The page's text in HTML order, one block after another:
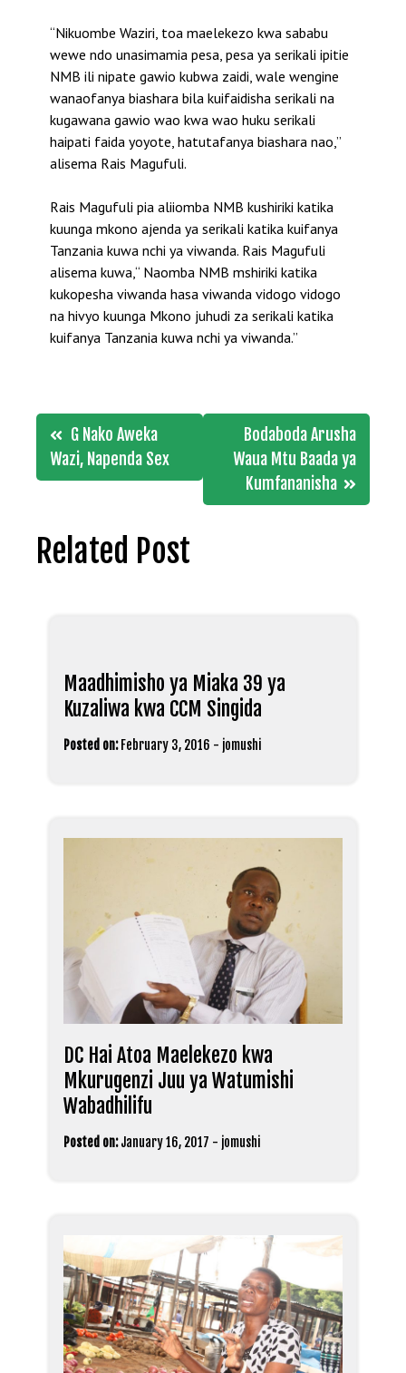
“Nikuombe Waziri, toa maelekezo kwa sababu
wewe ndo unasimamia pesa, pesa ya serikali ipitie
NMB ili nipate gawio kubwa zaidi, wale wengine
wanaofanya biashara bila kuifaidisha serikali na
kugawana gawio wao kwa wao huku serikali
haipati faida yoyote, hatutafanya biashara nao,”
alisema Rais Magufuli.
Rais Magufuli pia aliiomba NMB kushiriki katika
kuunga mkono ajenda ya serikali katika kuifanya
Tanzania kuwa nchi ya viwanda. Rais Magufuli
alisema kuwa,“ Naomba NMB mshiriki katika
kukopesha viwanda hasa viwanda vidogo vidogo
na hivyo kuunga Mkono juhudi za serikali katika
kuifanya Tanzania kuwa nchi ya viwanda.”
Post
navigation
G Nako Aweka
Wazi, Napenda Sex
Bodaboda Arusha
Waua Mtu Baada ya
Kumfananisha
Related Post
Maadhimisho ya Miaka 39 ya
Kuzaliwa kwa CCM Singida
Posted on: February 3, 2016 - jomushi
DC Hai Atoa Maelekezo kwa
Mkurugenzi Juu ya Watumishi
Wabadhilifu
Posted on: January 16, 2017 - jomushi